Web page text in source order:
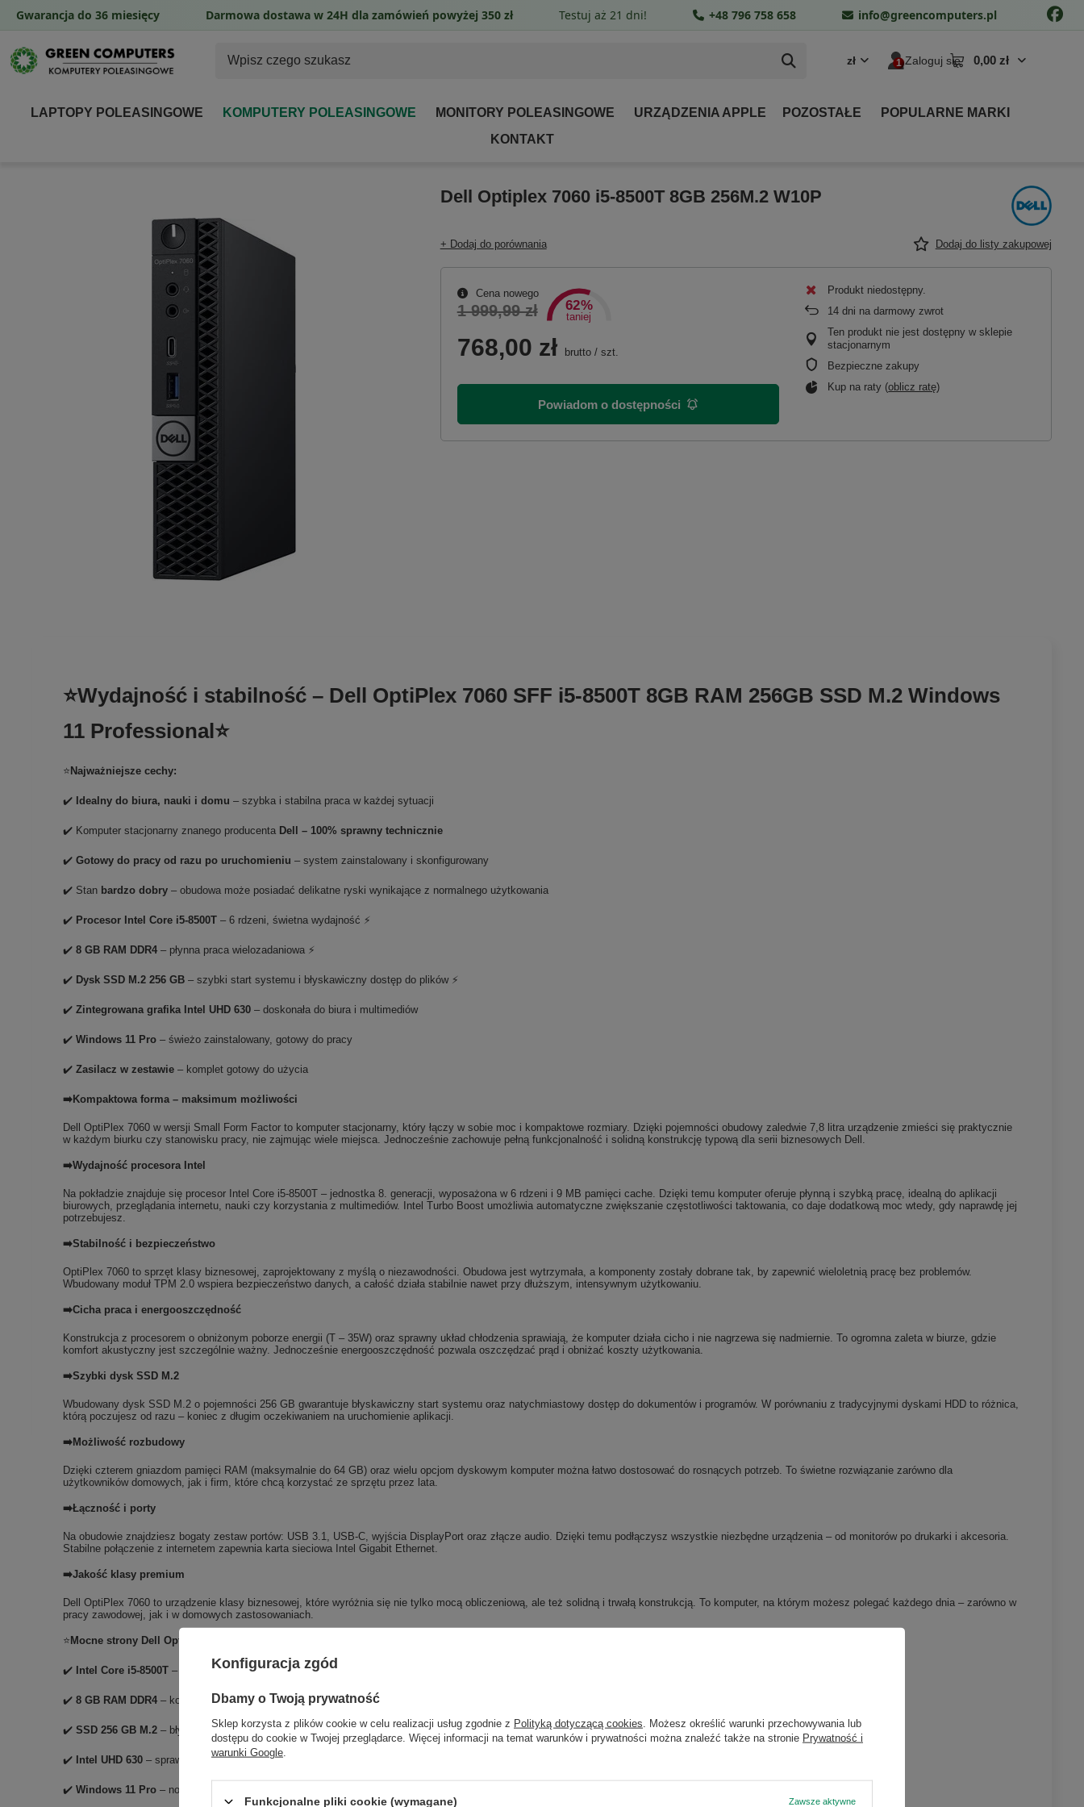
zł Zaloguj się 0,00 zł
LAPTOPY POLEASINGOWE KOMPUTERY POLEASINGOWE MONITORY POLEASINGOWE URZĄDZENIA APPLE POZOSTAŁE
POPULARNE MARKI
KONTAKT
Dell Optiplex 7060 i5-8500T 8GB 256M.2 W10P
+ Dodaj do porównania Dodaj do listy zakupowej
Cena nowego
1 999,99 zł 62%
taniej
768,00 zł brutto/ szt.
Powiadom o dostępności
Produkt niedostępny
14 dni na darmowy zwrot
Ten produkt nie jest dostępny w sklepie
stacjonarnym
Bezpieczne zakupy
Kup na raty (oblicz ratę)
⭐Wydajność i stabilność – Dell OptiPlex 7060 SFF i5-8500T 8GB RAM 256GB SSD M.2 Windows
11 Professional⭐
⭐ Najważniejsze cechy:
✔️ Idealny do biura, nauki i domu – szybka i stabilna praca w każdej sytuacji
✔️ Komputer stacjonarny znanego producenta Dell – 100% sprawny technicznie
✔️Gotowy do pracy od razu po uruchomieniu – system zainstalowany i skonfigurowany
✔️ Stan bardzo dobry – obudowa może posiadać delikatne ryski wynikające z normalnego użytkowania
✔️ Procesor Intel Core i5-8500T – 6 rdzeni, świetna wydajność ⚡
✔️8 GB RAM DDR4 – płynna praca wielozadaniowa ⚡
✔️ Dysk SSD M.2 256 GB – szybki start systemu i błyskawiczny dostęp do plików ⚡
✔️Zintegrowana grafika Intel UHD 630 – doskonała do biura i multimediów
✔️Windows 11 Pro – świeżo zainstalowany, gotowy do pracy
✔️Zasilacz w zestawie – komplet gotowy do użycia
➡️Kompaktowa forma – maksimum możliwości
Dell OptiPlex 7060 w wersji Small Form Factor to komputer stacjonarny, który łączy w sobie moc i kompaktowe rozmiary. Dzięki pojemności obudowy zaledwie 7,8 litra urządzenie zmieści się praktycznie
w każdym biurku czy stanowisku pracy, nie zajmując wiele miejsca. Jednocześnie zachowuje pełną funkcjonalność i solidną konstrukcję typową dla serii biznesowych Dell.
➡️Wydajność procesora Intel
Na pokładzie znajduje się procesor Intel Core i5-8500T – jednostka 8. generacji, wyposażona w 6 rdzeni i 9 MB pamięci cache. Dzięki temu komputer oferuje płynną i szybką pracę, idealną do aplikacji
biurowych, przeglądania internetu, nauki czy korzystania z multimediów. Intel Turbo Boost umożliwia automatyczne zwiększanie częstotliwości taktowania, co daje dodatkową moc wtedy, gdy naprawdę jej
potrzebujesz.
➡️Stabilność i bezpieczeństwo
OptiPlex 7060 to sprzęt klasy biznesowej, zaprojektowany z myślą o niezawodności. Obudowa jest wytrzymała, a komponenty zostały dobrane tak, by zapewnić wieloletnią pracę bez problemów.
Wbudowany moduł TPM 2.0 wspiera bezpieczeństwo danych, a całość działa stabilnie nawet przy dłuższym, intensywnym użytkowaniu.
➡️Cicha praca i energooszczędność
Konstrukcja z procesorem o obniżonym poborze energii (T – 35W) oraz sprawny układ chłodzenia sprawiają, że komputer działa cicho i nie nagrzewa się nadmiernie. To ogromna zaleta w biurze, gdzie
komfort akustyczny jest szczególnie ważny. Jednocześnie energooszczędność pozwala oszczędzać prąd i obniżać koszty użytkowania.
➡️Szybki dysk SSD M.2
Wbudowany dysk SSD M.2 o pojemności 256 GB gwarantuje błyskawiczny start systemu oraz natychmiastowy dostęp do dokumentów i programów. W porównaniu z tradycyjnymi dyskami HDD to różnica,
którą poczujesz od razu – koniec z długim oczekiwaniem na uruchomienie aplikacji.
➡️Możliwość rozbudowy
Dzięki czterem gniazdom pamięci RAM (maksymalnie do 64 GB) oraz wielu opcjom dyskowym komputer można łatwo dostosować do rosnących potrzeb. To świetne rozwiązanie zarówno dla
użytkowników domowych, jak i firm, które chcą korzystać ze sprzętu przez lata.
➡️Łączność i porty
Na obudowie znajdziesz bogaty zestaw portów: USB 3.1, USB-C, wyjścia DisplayPort oraz złącze audio. Dzięki temu podłączysz wszystkie niezbędne urządzenia – od monitorów po drukarki i akcesoria.
Stabilne połączenie z internetem zapewnia karta sieciowa Intel Gigabit Ethernet.
➡️Jakość klasy premium
Dell OptiPlex 7060 to urządzenie klasy biznesowej, które wyróżnia się nie tylko mocą obliczeniową, ale też solidną i trwałą konstrukcją. To komputer, na którym możesz polegać każdego dnia – zarówno w
pracy zawodowej, jak i w domowych zastosowaniach.
⭐ Mocne strony Dell OptiPlex 7060
✔️ Intel Core i5-8500T – szybki, 6-rdzeniowy procesor.
✔️8 GB RAM DDR4 – komfort pracy wielozadaniowej.
✔️SSD 256 GB M.2 – błyskawiczny start i szybki dostęp do plików.
✔️ Intel UHD 630 – sprawna obsługa multimediów i biura.
✔️Windows 11 Pro – nowoczesny, bezpieczny system.
Gwarancja do 36 miesięcy Darmowa dostawa w 24H dla zamówień powyżej 350 zł Testuj aż 21 dni! +48 796 758 658 info@greencomputers.pl
Konfiguracja zgód
Dbamy o Twoją prywatność
Sklep korzysta z plików cookie w celu realizacji usług zgodnie z Polityką dotyczącą cookies . Możesz określić warunki przechowywania lub
dostępu do cookie w Twojej przeglądarce. Więcej informacji na temat warunków i prywatności można znaleźć także na stronie Prywatność i
warunki Google
Funkcjonalne pliki cookie (wymagane) Zawsze aktywne